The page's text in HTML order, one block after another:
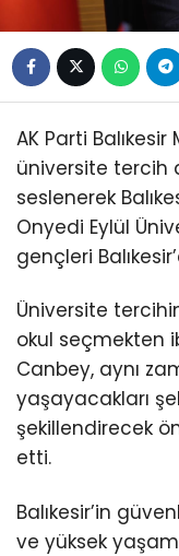
AK Parti
üniversite tercih
seslenerek
Onyedi Eylül
gençleri
Üniversite
okul seçmekten
Canbey, aynı
yaşayacakları
şekillendirecek
etti.
Balıkesir’in
ve yüksek